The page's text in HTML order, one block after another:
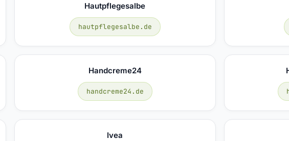
Hautpflegesalbe
hautpflegesalbe.de
Handcreme24
handcreme24.de
Ivea